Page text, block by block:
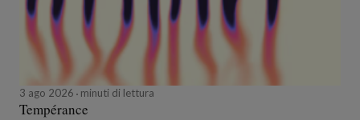
3 ago 2026 minuti di lettura
Tempérance